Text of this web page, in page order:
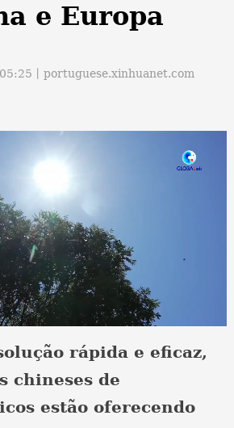
e Europa
丨portuguese.xinhuanet.com
rápida e eficaz,
chineses de
estão oferecendo